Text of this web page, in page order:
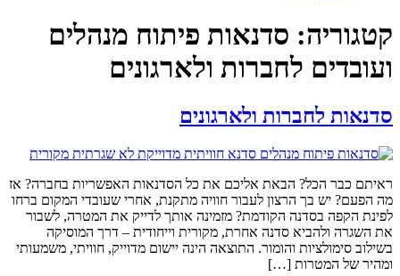
קטגוריה: סדנאות פיתוח מנהלים
ועובדים לחברות ולארגונים
סדנאות לחברות ולארגונים
ראיתם כבר הכל? הבאת אליכם את כל הסדנאות האפשריות בחברה? אז
מה הפעם? יש בך הרצון לעבור חוויה מתקנת, אחרי שעובדי המקום ברחו
לפינת הקפה בסדנה הקודמת? מזמינה אותך לדייק את המטרה, לשבור
את השגרה ולהביא סדנה אחרת, מקורית וייחודית – דרך המוסיקה
בשילוב סימולציות והומור. התוצאה הינה יישום מדוייק, חוויתי, משמעותי
ומהיר של המטרות […]